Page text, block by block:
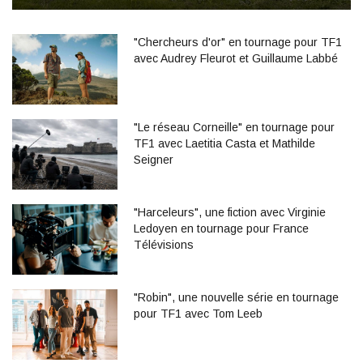
"Chercheurs d'or" en tournage pour TF1
avec Audrey Fleurot et Guillaume Labbé
"Le réseau Corneille" en tournage pour
TF1 avec Laetitia Casta et Mathilde
Seigner
"Harceleurs", une fiction avec Virginie
Ledoyen en tournage pour France
Télévisions
"Robin", une nouvelle série en tournage
pour TF1 avec Tom Leeb